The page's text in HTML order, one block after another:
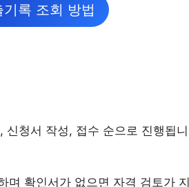
록 조회 방법
청서 작성, 접수 순으로 진행됩니
며 확인서가 없으면 자격 검토가 지